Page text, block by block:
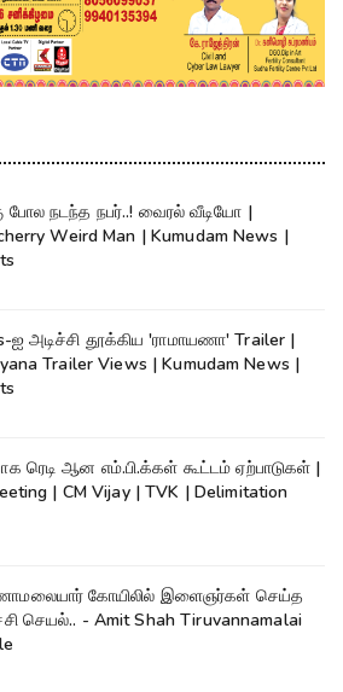
போல நடந்த நபர்..! வைரல் வீடியோ |
Weird Man | Kumudam News |
ஐ அடிச்சி தூக்கிய 'ராமாயணா' Trailer |
Trailer Views | Kumudam News |
ரெடி ஆன எம்.பி.க்கள் கூட்டம் ஏற்பாடுகள் |
| CM Vijay | TVK | Delimitation
கோயிலில் இளைஞர்கள் செய்த
செயல்.. - Amit Shah Tiruvannamalai